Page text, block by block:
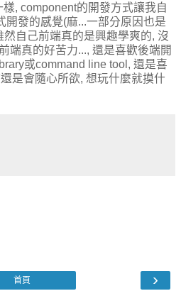
, component的開發方式讓我自
開發的感覺(麻...一部分原因也是
自己前端真的是興趣學爽的, 沒
端真的好苦力..., 還是喜歡後端開
或command line tool, 還是喜
是會隨心所欲, 想玩什麼就摸什
›
首頁